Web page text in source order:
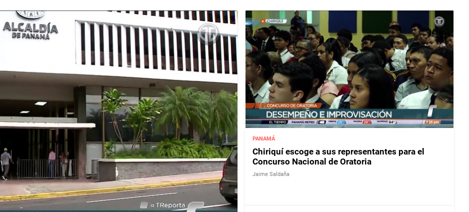
PANAMÁ
Chiriquí escoge a sus representantes para el
Concurso Nacional de Oratoria
Jaime Saldaña